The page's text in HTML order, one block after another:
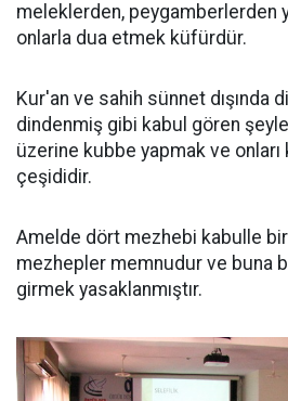
meleklerden, peygamberlerden
onlarla dua etmek küfürdür.
Kur'an ve sahih sünnet dışında
dindenmiş gibi kabul gören
üzerine kubbe yapmak ve
çeşididir.
Amelde dört mezhebi kabulle
mezhepler memnudur ve buna
girmek yasaklanmıştır.